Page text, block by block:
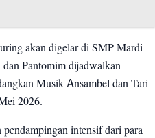
akan digelar di SMP Mardi
Pantomim dijadwalkan
Musik Ansambel dan Tari
2026.
intensif dari para